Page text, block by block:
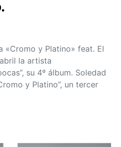
«Cromo y Platino» feat. El
la artista
su 4º álbum. Soledad
y Platino”, un tercer